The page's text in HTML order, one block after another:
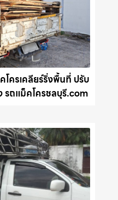
ครเคลียร์ริ่งพื้นที่ ปรับ
รถแม็คโครชลบุรี.com